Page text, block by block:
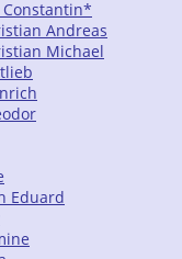
Constantin*
Andreas
Michael
Eduard